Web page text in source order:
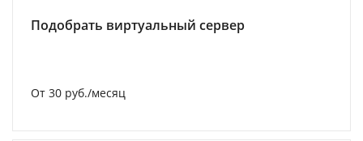
Подобрать виртуальный сервер
От 30 руб./месяц